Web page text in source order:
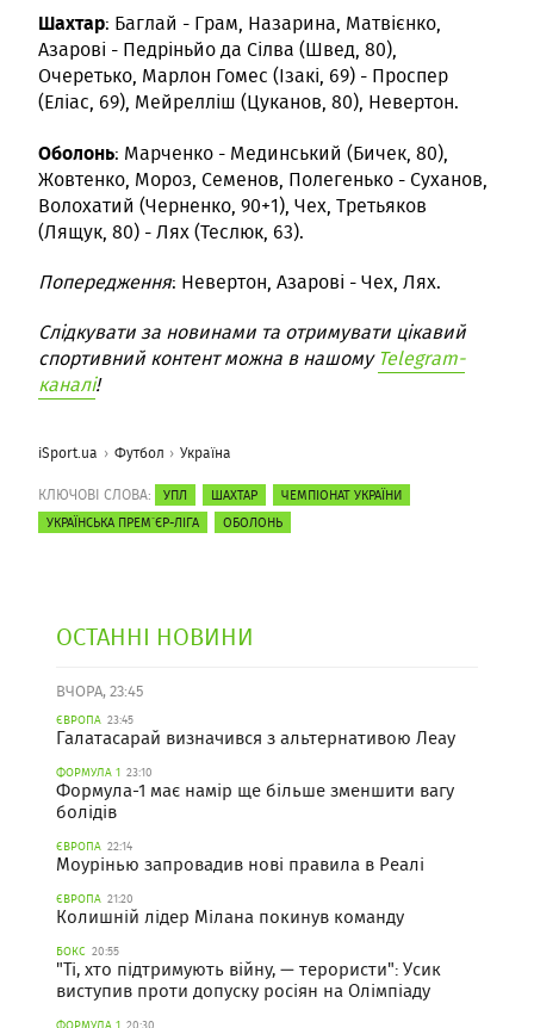
Шахтар: Баглай - Грам, Назарина, Матвієнко,
Азарові - Педріньйо да Сілва (Швед, 80),
Очеретько, Марлон Гомес (Ізакі, 69) - Проспер
(Еліас, 69), Мейрелліш (Цуканов, 80), Невертон.
Оболонь: Марченко - Мединський (Бичек, 80),
Жовтенко, Мороз, Семенов, Полегенько - Суханов,
Волохатий (Черненко, 90+1), Чех, Третьяков
(Лящук, 80) - Лях (Теслюк, 63).
Попередження: Невертон, Азарові - Чех, Лях.
Слідкувати за новинами та отримувати цікавий
спортивний контент можна в нашомуTelegram-
каналі!
iSport.ua Футбол Україна
КЛЮЧОВІ СЛОВА: УПЛ ШАХТАР
ЧЕМПІОНАТ УКРАЇНИ
УКРАЇНСЬКА ПРЕМ`ЄР-ЛІГА
ОБОЛОНЬ
ОСТАННІ НОВИНИ
ВЧОРА, 23:45
ЄВРОПА 23:45
Галатасарай визначився з альтернативою Леау
ФОРМУЛА 1 23:10
Формула-1 має намір ще більше зменшити вагу
болідів
ЄВРОПА 22:14
Моурінью запровадив нові правила в Реалі
ЄВРОПА 21:20
Колишній лідер Мілана покинув команду
БОКС 20:55
"Ті, хто підтримують війну, — терористи": Усик
виступив проти допуску росіян на Олімпіаду